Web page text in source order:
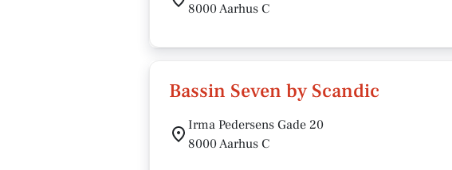
8000 Aarhus C
Bassin Seven by Scandic
Irma Pedersens Gade 20
8000 Aarhus C